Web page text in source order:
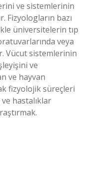
ve sistemlerinin
Fizyologların bazı
üniversitelerin tıp
veya
Vücut sistemlerinin
ve
ve hayvan
fizyolojik süreçleri
hastalıklar